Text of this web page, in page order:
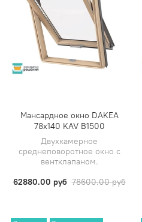
Мансардное окно DAKEA
78х140 KAV B1500
Двухкамерное
среднеповоротное окно с
вентклапаном.
62880.00 руб 78600.00 руб